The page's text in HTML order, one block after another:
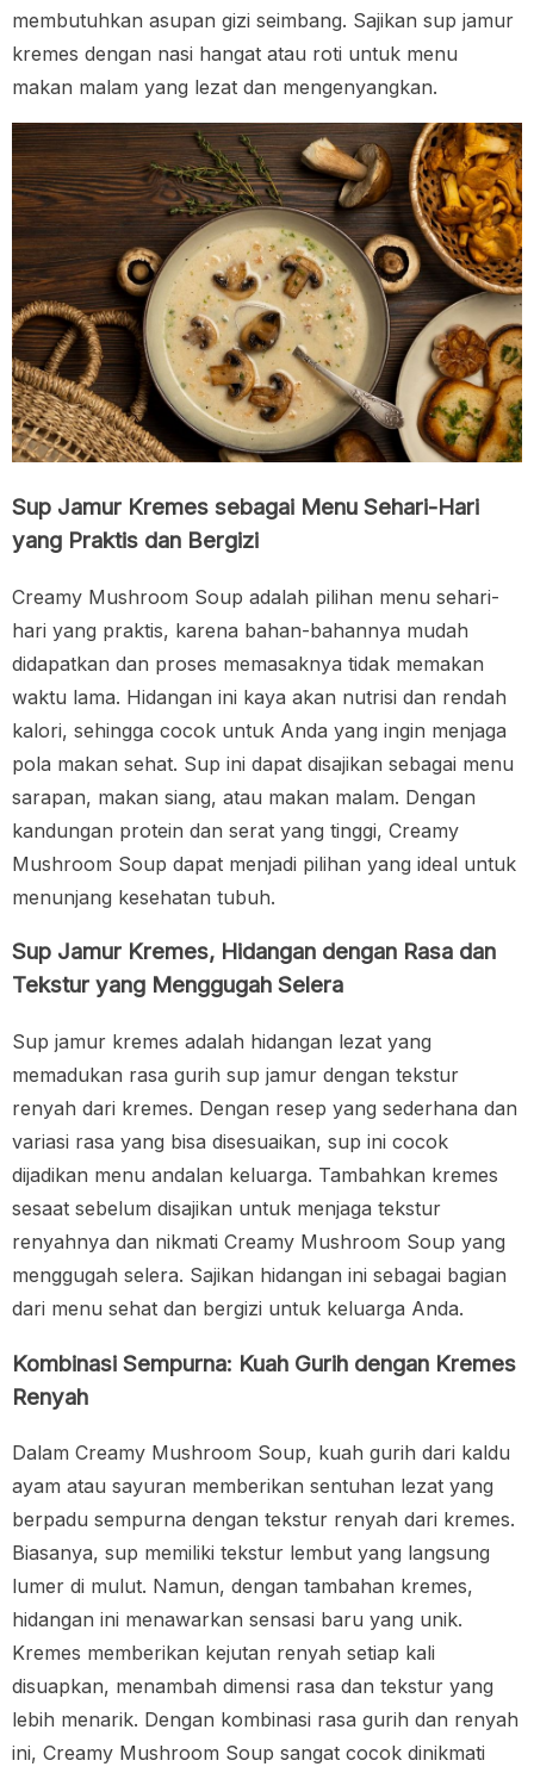
membutuhkan asupan gizi seimbang. Sajikan sup jamur
kremes dengan nasi hangat atau roti untuk menu
makan malam yang lezat dan mengenyangkan.
Sup Jamur Kremes sebagai Menu Sehari-Hari
yang Praktis dan Bergizi
Creamy Mushroom Soup adalah pilihan menu sehari-
hari yang praktis, karena bahan-bahannya mudah
didapatkan dan proses memasaknya tidak memakan
waktu lama. Hidangan ini kaya akan nutrisi dan rendah
kalori, sehingga cocok untuk Anda yang ingin menjaga
pola makan sehat. Sup ini dapat disajikan sebagai menu
sarapan, makan siang, atau makan malam. Dengan
kandungan protein dan serat yang tinggi, Creamy
Mushroom Soup dapat menjadi pilihan yang ideal untuk
menunjang kesehatan tubuh.
Sup Jamur Kremes, Hidangan dengan Rasa dan
Tekstur yang Menggugah Selera
Sup jamur kremes adalah hidangan lezat yang
memadukan rasa gurih sup jamur dengan tekstur
renyah dari kremes. Dengan resep yang sederhana dan
variasi rasa yang bisa disesuaikan, sup ini cocok
dijadikan menu andalan keluarga. Tambahkan kremes
sesaat sebelum disajikan untuk menjaga tekstur
renyahnya dan nikmati Creamy Mushroom Soup yang
menggugah selera. Sajikan hidangan ini sebagai bagian
dari menu sehat dan bergizi untuk keluarga Anda.
Kombinasi Sempurna: Kuah Gurih dengan Kremes
Renyah
Dalam Creamy Mushroom Soup, kuah gurih dari kaldu
ayam atau sayuran memberikan sentuhan lezat yang
berpadu sempurna dengan tekstur renyah dari kremes.
Biasanya, sup memiliki tekstur lembut yang langsung
lumer di mulut. Namun, dengan tambahan kremes,
hidangan ini menawarkan sensasi baru yang unik.
Kremes memberikan kejutan renyah setiap kali
disuapkan, menambah dimensi rasa dan tekstur yang
lebih menarik. Dengan kombinasi rasa gurih dan renyah
ini, Creamy Mushroom Soup sangat cocok dinikmati